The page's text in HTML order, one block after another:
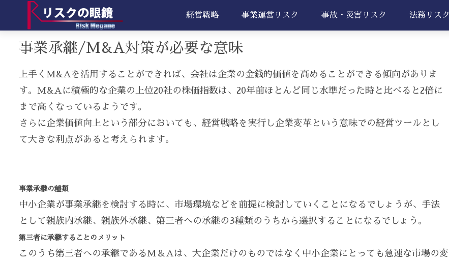
経営戦略 事業運営リスク 事故・災害リスク 法務リスク
事業承継/M&A対策が必要な意味
上手くM&Aを活用することができれば、会社は企業の金銭的価値を高めることができる傾向がありま
す。M&Aに積極的な企業の上位20社の株価指数は、20年前ほとんど同じ水準だった時と比べると2倍に
まで高くなっているようです。
さらに企業価値向上という部分においても、経営戦略を実行し企業変革という意味での経営ツールとし
て大きな利点があると考えられます。
事業承継の種類
中小企業が事業承継を検討する時に、市場環境などを前提に検討していくことになるでしょうが、手法
として親族内承継、親族外承継、第三者への承継の3種類のうちから選択することになるでしょう。
第三者に承継することのメリット
このうち第三者への承継であるM＆Aは、大企業だけのものではなく中小企業にとっても急速な市場の変